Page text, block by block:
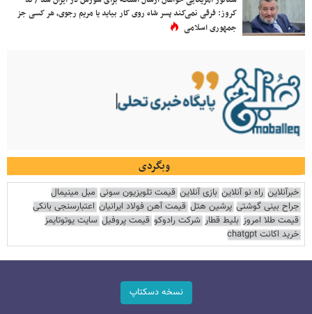
کروز: فرقی نمی‌کند پسر شاه روی کار بیاید یا مریم رجوی، هر کسی جز
جمهوری اسلامی
وبگردی
خبرآنلاین راه نو آنلاین بازی آنلاین قیمت تلویزیون سونی مبل مینیمال
جراح بینی گوشتی پرشین هتل قیمت آهن فولاد ایرانیان اعتبارسنجی بانکی
قیمت طلا امروز بلیط قطار شرکت رادوکو قیمت پروفیل سایت یوتوتایمز
خرید اکانت chatgpt
نسخه دسکتاپ